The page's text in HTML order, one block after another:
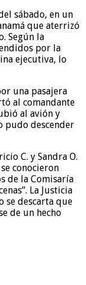
sábado, en un
que aterrizó
Según la
por la
ejecutiva, lo
una pasajera
al comandante
al avión y
pudo descender
C. y Sandra O.
conocieron
de la Comisaría
La Justicia
se descarta que
de un hecho